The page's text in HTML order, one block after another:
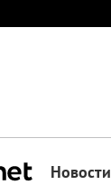
Новости